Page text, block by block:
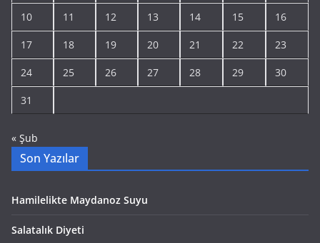
10 11 12 13 14 15 16
17 18 19 20 21 22 23
24 25 26 27 28 29 30
31
« Şub
Son Yazılar
Hamilelikte Maydanoz Suyu
Salatalık Diyeti